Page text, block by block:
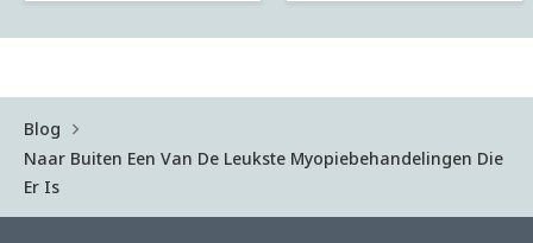
Blog
Naar Buiten Een Van De Leukste Myopiebehandelingen Die
Er Is